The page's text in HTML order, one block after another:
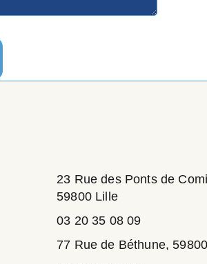
23 Rue des Ponts de
59800 Lille
03 20 35 08 09
77 Rue de Béthune,